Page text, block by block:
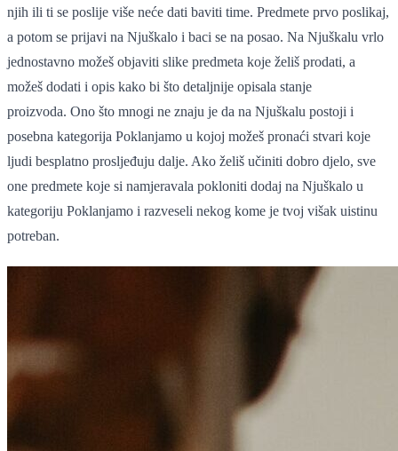
njih ili ti se poslije više neće dati baviti time. Predmete prvo poslikaj,
a potom se prijavi na Njuškalo i baci se na posao. Na Njuškalu vrlo
jednostavno možeš objaviti slike predmeta koje želiš prodati, a
možeš dodati i opis kako bi što detaljnije opisala stanje
proizvoda. Ono što mnogi ne znaju je da na Njuškalu postoji i
posebna kategorija Poklanjamo u kojoj možeš pronaći stvari koje
ljudi besplatno prosljeđuju dalje. Ako želiš učiniti dobro djelo, sve
one predmete koje si namjeravala pokloniti dodaj na Njuškalo u
kategoriju Poklanjamo i razveseli nekog kome je tvoj višak uistinu
potreban.